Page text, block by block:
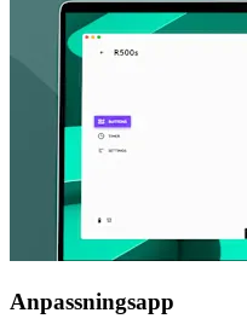
Anpassningsapp